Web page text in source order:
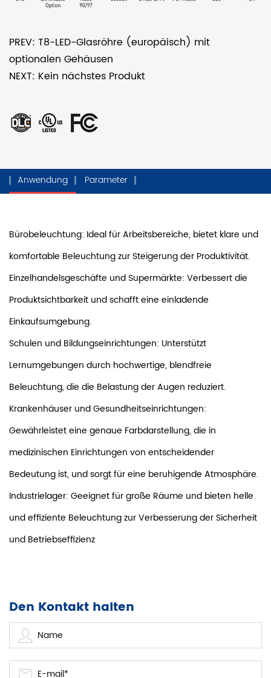
PREV: T8-LED-Glasröhre (europäisch) mit
optionalen Gehäusen
NEXT: Kein nächstes Produkt
Anwendung Parameter
Bürobeleuchtung: Ideal für Arbeitsbereiche, bietet klare und
komfortable Beleuchtung zur Steigerung der Produktivität.
Einzelhandelsgeschäfte und Supermärkte: Verbessert die
Produktsichtbarkeit und schafft eine einladende
Einkaufsumgebung.
Schulen und Bildungseinrichtungen: Unterstützt
Lernumgebungen durch hochwertige, blendfreie
Beleuchtung, die die Belastung der Augen reduziert.
Krankenhäuser und Gesundheitseinrichtungen:
Gewährleistet eine genaue Farbdarstellung, die in
medizinischen Einrichtungen von entscheidender
Bedeutung ist, und sorgt für eine beruhigende Atmosphäre.
Industrielager: Geeignet für große Räume und bieten helle
und effiziente Beleuchtung zur Verbesserung der Sicherheit
und Betriebseffizienz
Den Kontakt halten